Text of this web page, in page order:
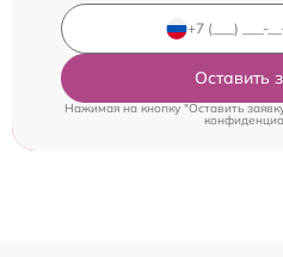
Оставить
Нажимая на кнопку "Оставить